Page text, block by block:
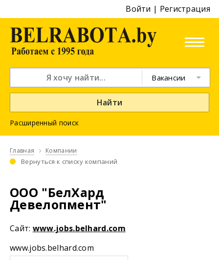
Войти | Регистрация
Вакансии
Найти
Расширенный поиск
Главная Компании
Вернуться к списку компаний
ООО "БелХард
Девелопмент"
Cайт: www.jobs.belhard.com
www.jobs.belhard.com